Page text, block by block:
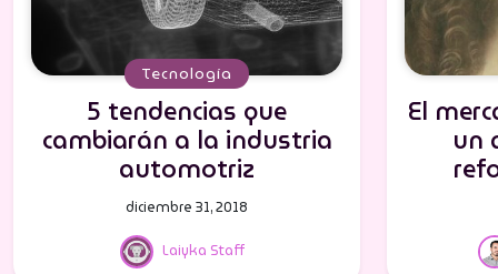
Tecnología
5 tendencias que
cambiarán a la industria
automotriz
Laiyka Staff
diciembre 31, 2018
El
un